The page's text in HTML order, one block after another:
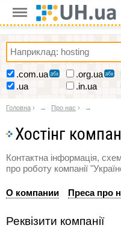
.com.ua .org.ua
.ua
.in.ua
Головна › Про нас ›
Хостінг
Контактна інформація,
про роботу компанії
О компании Преса про
Реквізити компанії